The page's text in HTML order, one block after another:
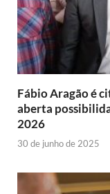
Fábio Aragão é
aberta
2026
30 de junho de 2025